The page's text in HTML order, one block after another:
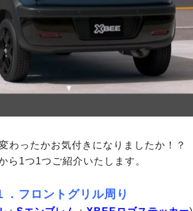
わったかお気付きになりましたか！？
ら1つ1つご紹介いたします。
．フロントグリル周り